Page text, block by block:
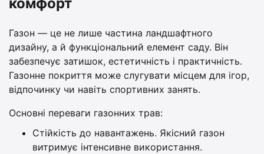
Газон — це не лише частина ландшафтного
дизайну, а й функціональний елемент саду. Він
забезпечує затишок, естетичність і практичність.
Газонне покриття може слугувати місцем для ігор,
відпочинку чи навіть спортивних занять.
Основні переваги газонних трав:
Стійкість до навантажень. Якісний газон
витримує інтенсивне використання.